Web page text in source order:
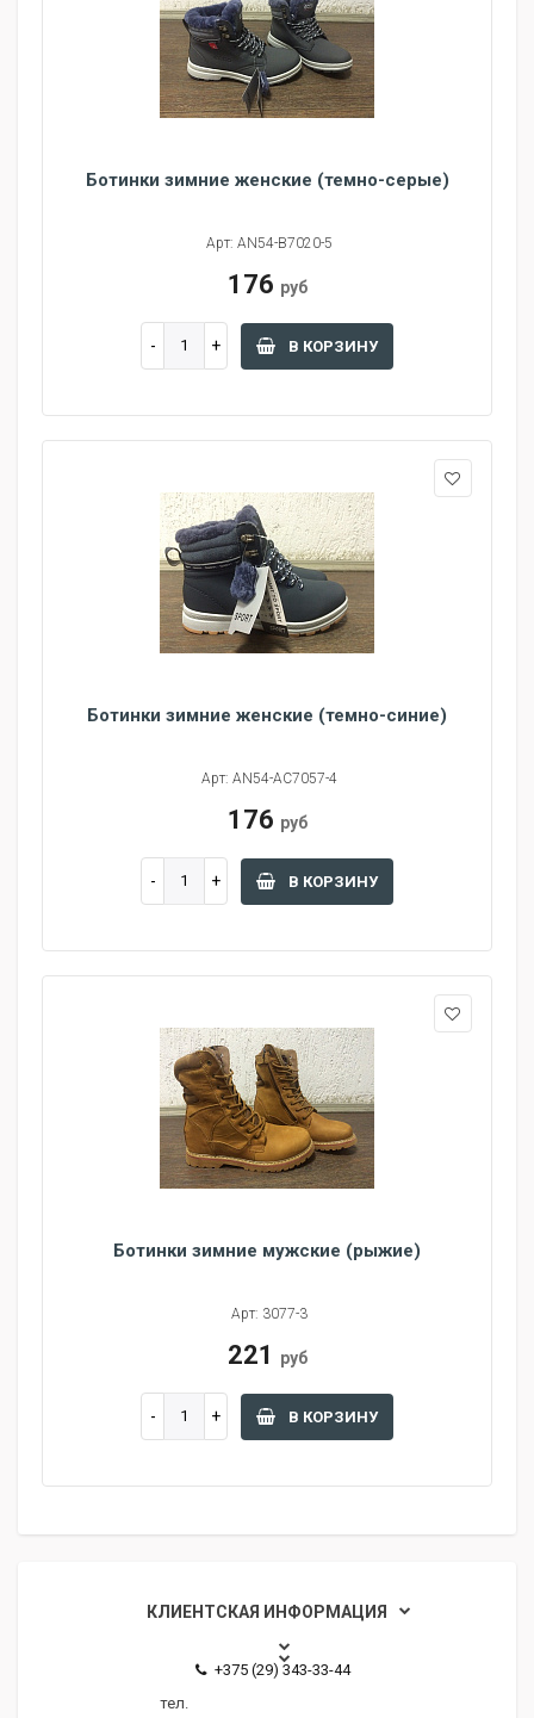
Ботинки зимние женские (темно-серые)
Арт: AN54-B7020-5
176 руб
В КОРЗИНУ
Ботинки зимние женские (темно-синие)
Арт: AN54-AC7057-4
176 руб
В КОРЗИНУ
Ботинки зимние мужские (рыжие)
Арт: 3077-3
221 руб
В КОРЗИНУ
КЛИЕНТСКАЯ ИНФОРМАЦИЯ
тел.
+375 (29) 343-33-44